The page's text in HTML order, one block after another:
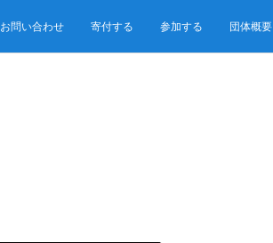
お問い合わせ 寄付する 参加する 団体概要